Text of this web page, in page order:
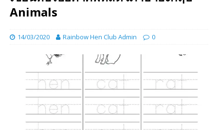
Animals
14/03/2020 Rainbow Hen Club Admin 0